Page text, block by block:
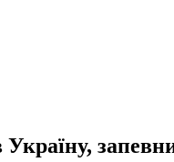
Україну,